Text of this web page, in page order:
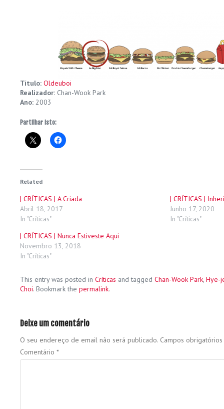
Título: Oldeuboi
Realizador: Chan-Wook Park
Ano: 2003
Partilhar isto:
Related
| CRÍTICAS | A Criada
Abril 18, 2017
In "Críticas"
| CRÍTICAS |
Junho 17, 2020
In "Críticas"
| CRÍTICAS | Nunca Estiveste Aqui
Novembro 13, 2018
In "Críticas"
This entry was posted in Críticas and tagged Chan-Wook Park, Hye-
Choi. Bookmark the permalink.
Deixe um comentário
O seu endereço de email não será publicado. Campos
Comentário *